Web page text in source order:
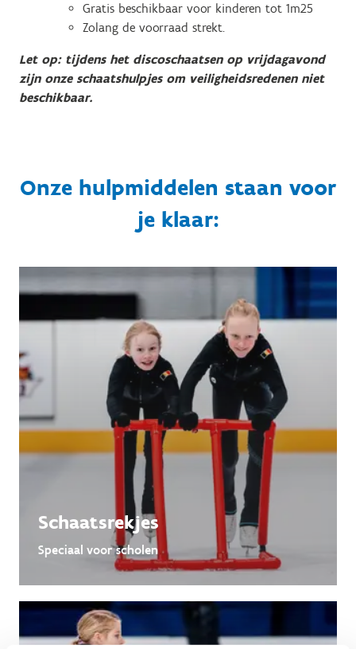
Gratis beschikbaar voor kinderen tot 1m25
Zolang de voorraad strekt.
Let op: tijdens het discoschaatsen op vrijdagavond
zijn onze schaatshulpjes om veiligheidsredenen niet
beschikbaar.
Onze hulpmiddelen staan voor
je klaar:
Schaatsrekjes
Speciaal voor scholen